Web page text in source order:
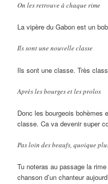
On les retrouve à chaque rime
La vipère du Gabon est un
Ils sont une nouvelle classe
Ils sont une classe. Très
Après les bourges et les prolos
Donc les bourgeois bohèmes
classe. Ca va devenir super
Pas loin des beaufs, quoique
Tu noteras au passage la
chanson d’un chanteur